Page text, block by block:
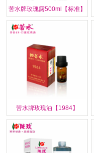
苦水牌玫瑰露500ml【标准】
苦水牌玫瑰油【1984】